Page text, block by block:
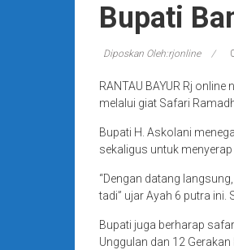
Bupati
Diposkan Oleh:rjonline
RANTAU BAYUR Rj
melalui giat Safari
Bupati H. Askolani
sekaligus untuk
“Dengan datang
tadi” ujar Ayah 6 putra
Bupati juga berharap
Unggulan dan 12